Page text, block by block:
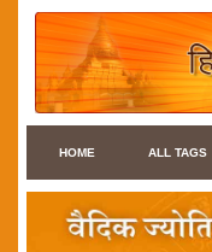
HOME ALL TAGS